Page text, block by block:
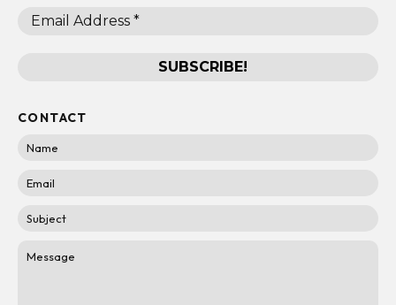
CONTACT